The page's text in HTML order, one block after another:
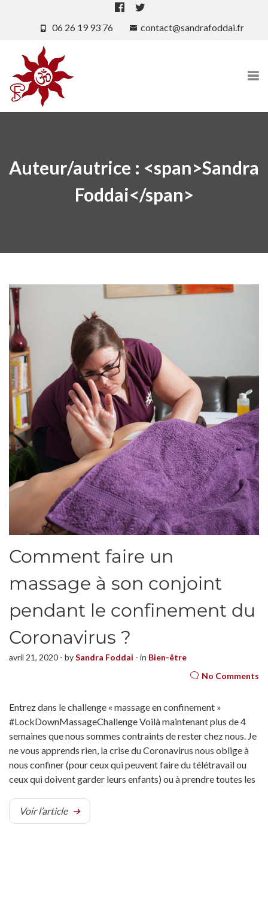
06 26 19 93 76 contact@sandrafoddai.fr
Auteur/autrice : <span>Sandra
Foddai</span>
Comment faire un
massage à son conjoint
pendant le confinement du
Coronavirus ?
avril 21, 2020 - bySandra Foddai - in Bien-être
No Comments
Entrez dans le challenge « massage en confinement »
#LockDownMassageChallenge Voilà maintenant plus de 4
semaines que nous sommes contraints de rester chez nous. Je
ne vous apprends rien, la crise du Coronavirus nous oblige à
nous confiner (pour ceux qui peuvent faire du télétravail ou
ceux qui doivent garder leurs enfants) ou à prendre toutes les
Voir l’article